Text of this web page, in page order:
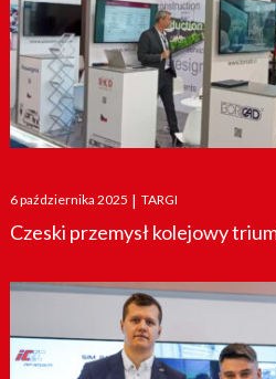
Posted
on
6 października 2025 | TARGI
Czeski przemysł kolejowy